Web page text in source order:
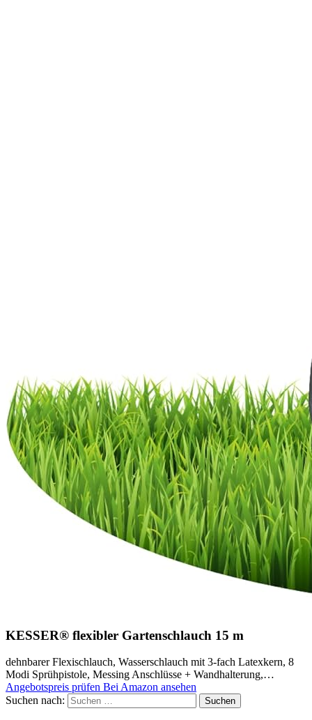
KESSER® flexibler Gartenschlauch 15 m
dehnbarer Flexischlauch, Wasserschlauch mit 3-fach Latexkern, 8
Modi Sprühpistole, Messing Anschlüsse + Wandhalterung,…
Angebotspreis prüfen Bei Amazon ansehen
Suchen nach: